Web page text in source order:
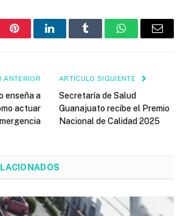
PinterestLinkedInTumblr WhatsAppEmail
ANTERIOR
enseña a
actuar
ARTÍCULO SIGUIENTE
Secretaría de Salud
Guanajuato recibe el Premio
Nacional de Calidad 2025